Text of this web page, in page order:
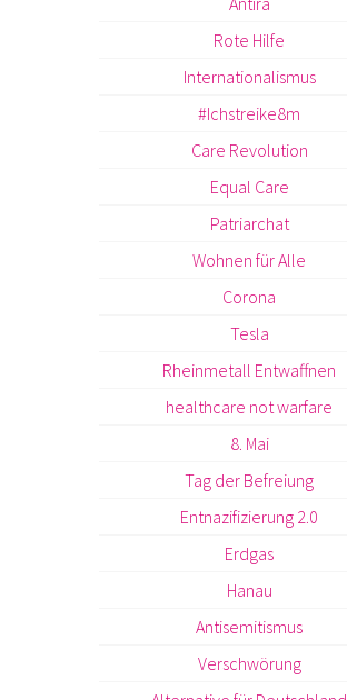
Rote Hilfe
Internationalismus
#Ichstreike8m
Care Revolution
Equal Care
Patriarchat
Wohnen für Alle
Corona
Tesla
Rheinmetall Entwaffnen
healthcare not warfare
8. Mai
Tag der Befreiung
Entnazifizierung 2.0
Erdgas
Hanau
Antisemitismus
Verschwörung